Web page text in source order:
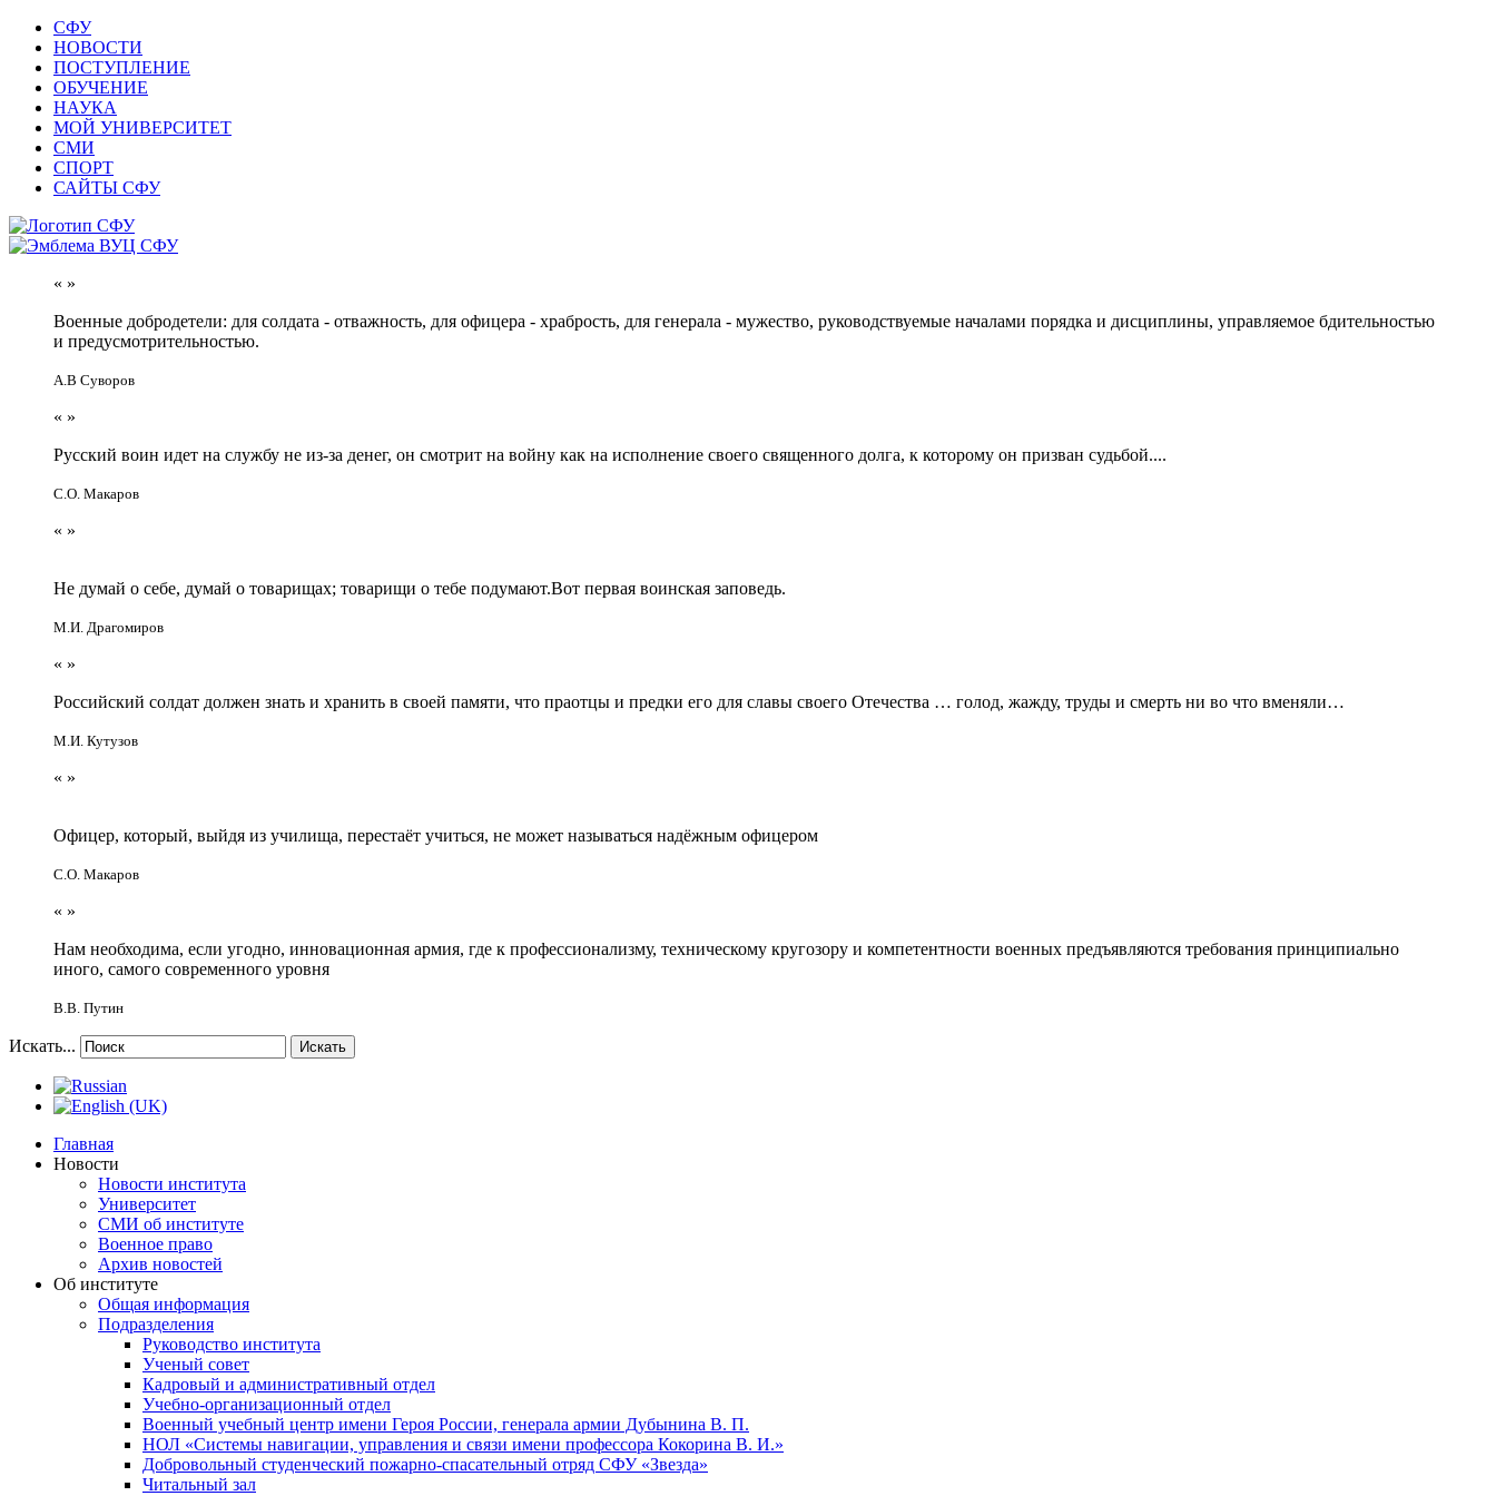
СФУ
НОВОСТИ
ПОСТУПЛЕНИЕ
ОБУЧЕНИЕ
НАУКА
МОЙ УНИВЕРСИТЕТ
СМИ
СПОРТ
САЙТЫ СФУ
« »
Военные добродетели: для солдата - отважность, для офицера - храбрость, для генерала - мужество, руководствуемые началами порядка и дисциплины, управляемое бдительностью
и предусмотрительностью.
А.В Суворов
« »
Русский воин идет на службу не из-за денег, он смотрит на войну как на исполнение своего священного долга, к которому он призван судьбой....
С.О. Макаров
« »
Не думай о себе, думай о товарищах; товарищи о тебе подумают.Вот первая воинская заповедь.
М.И. Драгомиров
« »
Российский солдат должен знать и хранить в своей памяти, что праотцы и предки его для славы своего Отечества … голод, жажду, труды и смерть ни во что вменяли…
М.И. Кутузов
« »
Офицер, который, выйдя из училища, перестаёт учиться, не может называться надёжным офицером
С.О. Макаров
« »
Нам необходима, если угодно, инновационная армия, где к профессионализму, техническому кругозору и компетентности военных предъявляются требования принципиально
иного, самого современного уровня
В.В. Путин
Искать... Искать
Главная
Новости
Новости института
Университет
СМИ об институте
Военное право
Архив новостей
Об институте
Общая информация
Подразделения
Руководство института
Ученый совет
Кадровый и административный отдел
Учебно-организационный отдел
Военный учебный центр имени Героя России, генерала армии Дубынина В. П.
НОЛ «Системы навигации, управления и связи имени профессора Кокорина В. И.»
Добровольный студенческий пожарно-спасательный отряд СФУ «Звезда»
Читальный зал